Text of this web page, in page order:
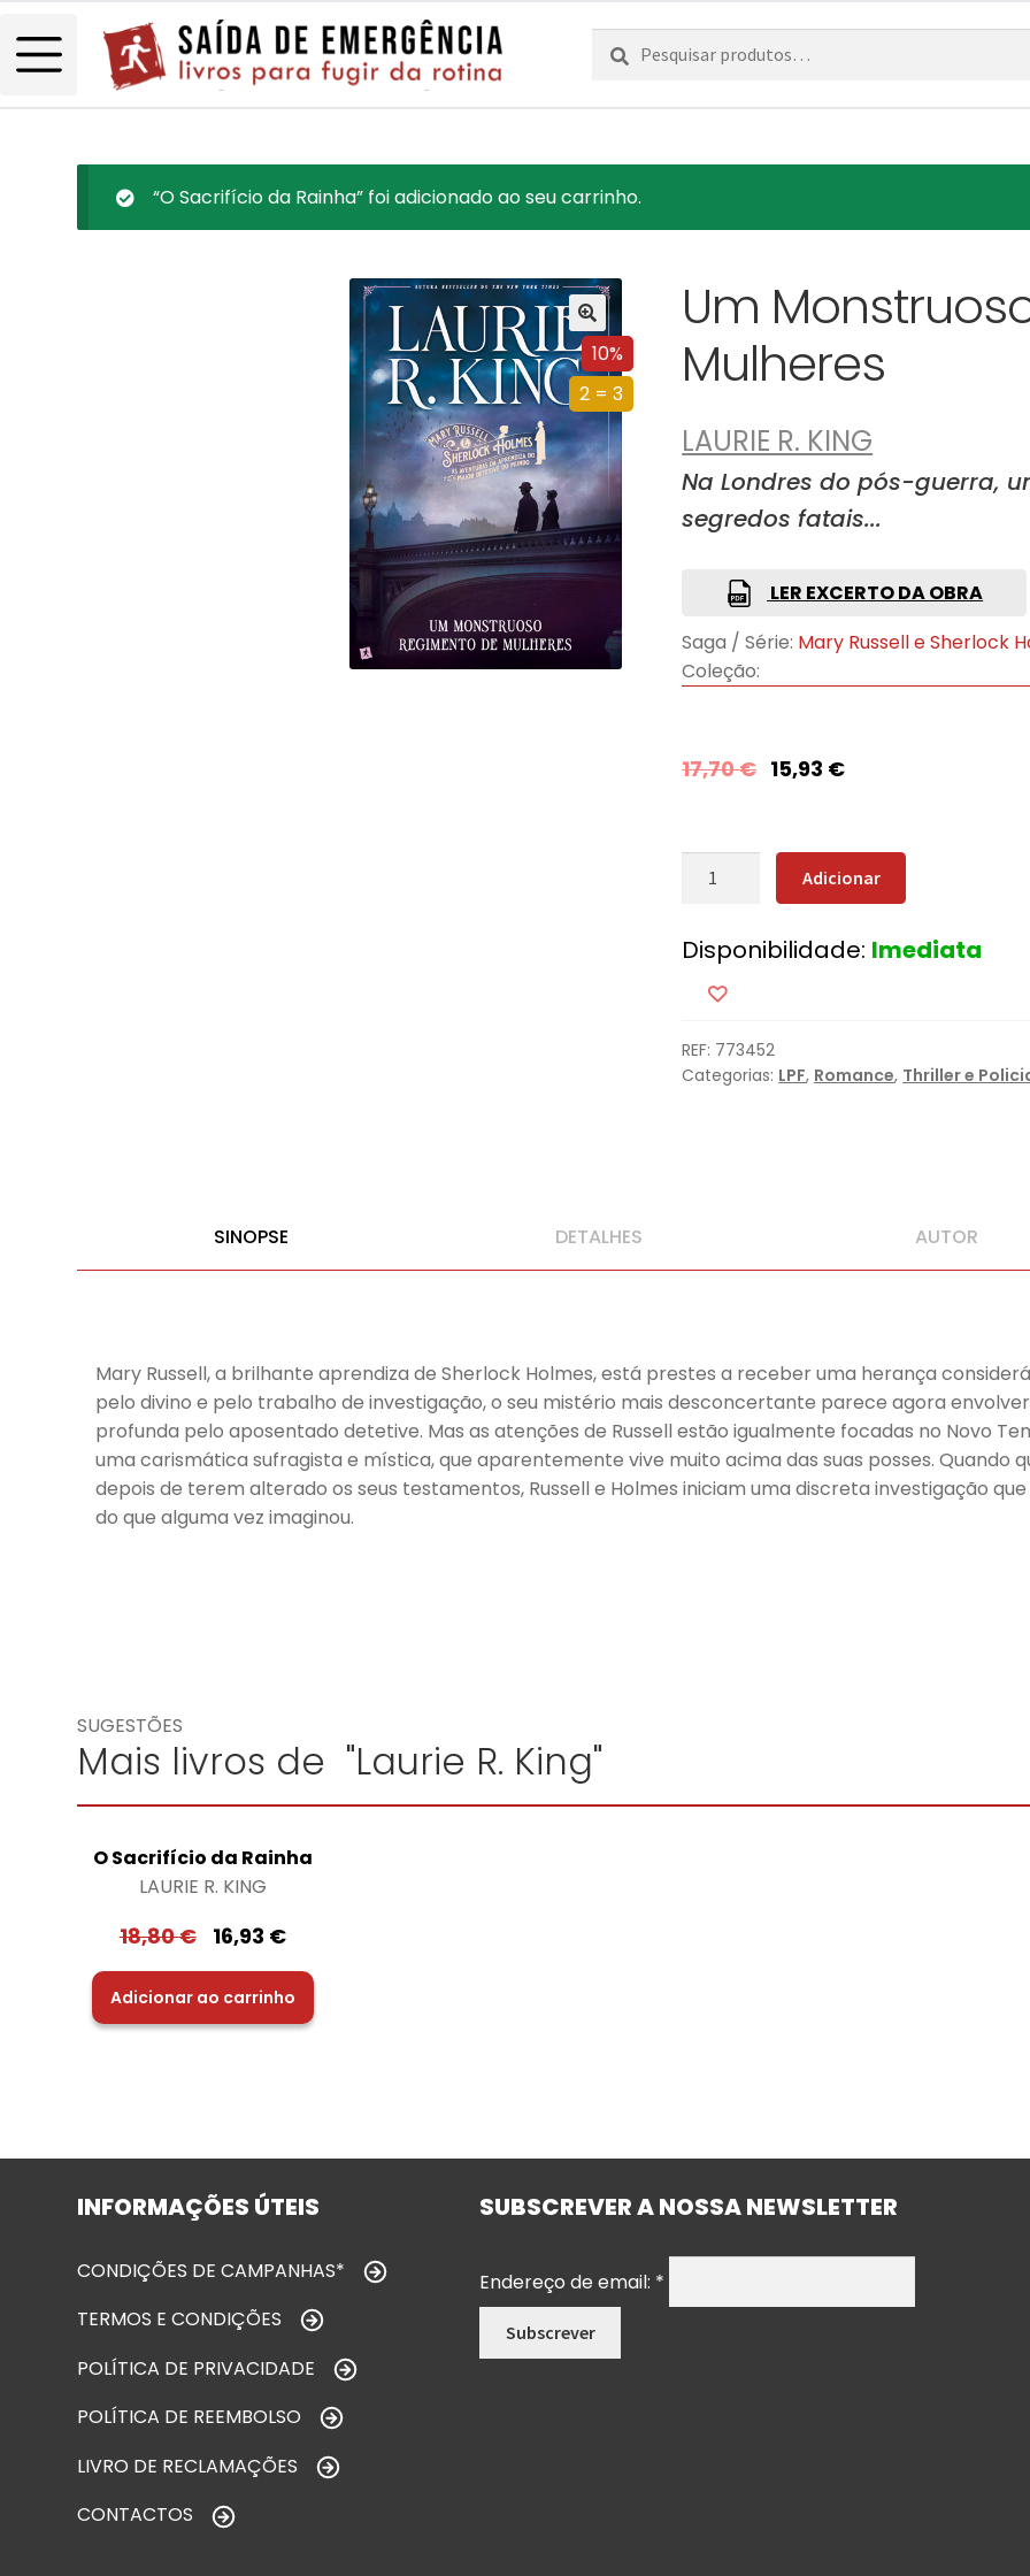
Pesquisar
por:
Pesquisa
“O Sacrifício da Rainha” foi adicionado ao seu carrinho.
10%
2 = 3
Um
Mulheres
LAURIE R. KING
Na Londres do pós-guerra,
segredos fatais...
LER EXCERTO DA OBRA
Saga / Série: Mary Russell e Sherlock
Coleção:
17,70€ 15,93 €
Quantidade
Monstruoso
Regimento
Mulheres
Adicionar
Disponibilidade: Imediata
REF: 773452
Categorias: LPF, Romance, Thriller e
SINOPSE DETALHES AUTOR
Mary Russell, a brilhante aprendiza de Sherlock Holmes, está prestes a receber uma herança
pelo divino e pelo trabalho de investigação, o seu mistério mais desconcertante parece agora
profunda pelo aposentado detetive. Mas as atenções de Russell estão igualmente focadas no Novo
uma carismática sufragista e mística, que aparentemente vive muito acima das suas posses. Quando
depois de terem alterado os seus testamentos, Russell e Holmes iniciam uma discreta investigação
do que alguma vez imaginou.
SUGESTÕES
Mais livros de "Laurie R. King"
O Sacrifício da Rainha
LAURIE R. KING
18,80€ 16,93 €
Adicionar ao carrinho
INFORMAÇÕES ÚTEIS
CONDIÇÕES DE CAMPANHAS*
TERMOS E CONDIÇÕES
POLÍTICA DE PRIVACIDADE
POLÍTICA DE REEMBOLSO
LIVRO DE RECLAMAÇÕES
CONTACTOS
SUBSCREVER A NOSSA NEWSLETTER
Endereço de email: *